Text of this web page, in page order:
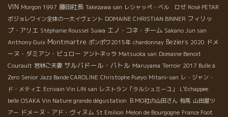
VIN Morgon 1997 藤田社長 Takezawa san レシャッペ・ベル ロゼ Rosé PETAR
ボジョレワイン全体の一大イヴェント DOMAINE CHRISTIAN BINNER フィリッ
プ・アリエ Stéphanie Roussel Suwa エノ・コネ・チーム Sakano Jun san
Anthony Guix Montmartre ポンポワ2015年 chardonnay Beziers 2020 ドメ
ーヌ・ダミアン・ビュロー アントネッラ Matsuoka san Domaine Benoit
Courault 若林ご夫妻 サルバドール・バトル Maruyama Terroir 2017 Bulle à
Zero Senior Jazz Bande CAROLINE Christophe Pueyo Mitani-san レ・ジャン・
ド・メティエ Ecrivain Vin LIN san レストラン「ラルシュミーユ」
L'Echappee
belle OSAKA Vin Nature grande dégustation ＢＭО社の山田さん 有馬 山田屋ツ
アー ドメーヌ・アド・ヴィヌム St Emilion Melon de Bourgogne France Foot